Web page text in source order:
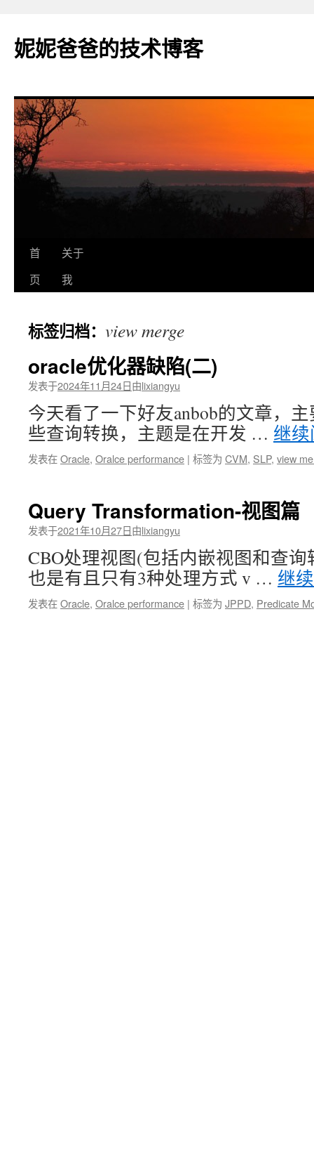
妮妮爸爸的技术博客
跳
文
首
页
关于
我
标签归档： view merge
oracle优化器缺陷(二)
发表于2024年11月24日由lixiangyu
今天看了一下好友anbob的文章，
些查询转换，主题是在开发 … 继
发表在Oracle, Oralce performance | 标签为 CVM, SLP, view
Query Transformation-视图篇
发表于2021年10月27日由lixiangyu
CBO处理视图(包括内嵌视图和查
也是有且只有3种处理方式 v … 继
发表在Oracle, Oralce performance | 标签为 JPPD, Predicate